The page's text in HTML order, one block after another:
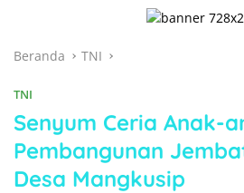
Beranda TNI
TNI
Senyum Ceria Anak-
Pembangunan
Desa Mangkusip